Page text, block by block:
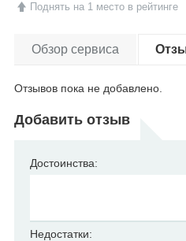
Поднять на 1 место в рейтинге
Обзор сервиса
Отзывов пока не добавлено.
Добавить отзыв
Достоинства:
Недостатки: